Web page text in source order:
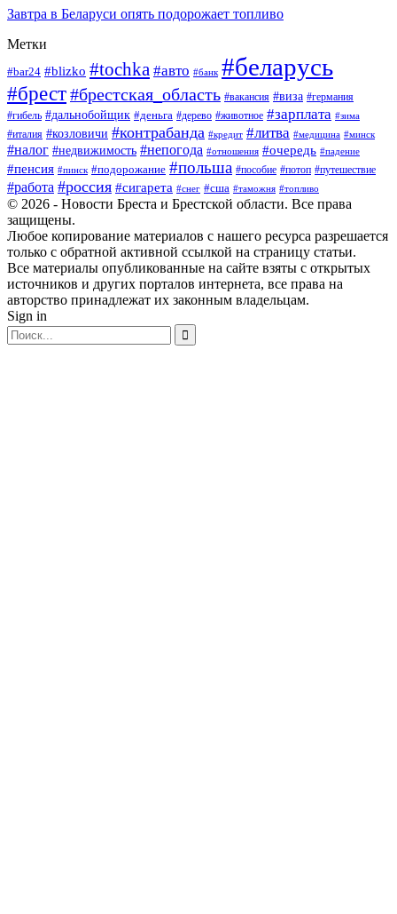
Завтра в Беларуси опять подорожает топливо
Метки
#bar24 #blizko #tochka #авто #банк #беларусь
#брест#брестская_область #вакансия #виза #германия
#гибель #дальнобойщик #деньга #дерево #животное #зарплата #зима
#италия #козловичи #контрабанда #кредит #литва #медицина #минск
#налог #недвижимость #непогода #отношения #очередь #падение
#пенсия #пинск #подорожание #польша #пособие #потоп #путешествие
#работа #россия #сигарета #снег #сша #таможня #топливо
© 2026 - Новости Бреста и Брестской области. Все права
защищены.
Любое копирование материалов с нашего ресурса разрешается
только с обратной активной ссылкой на страницу статьи.
Все материалы опубликованные на сайте взяты с открытых
источников и других порталов интернета, все права на
авторство принадлежат их законным владельцам.
Sign in